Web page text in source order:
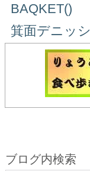
BAQKET()
箕面デニッ
ブログ内検索